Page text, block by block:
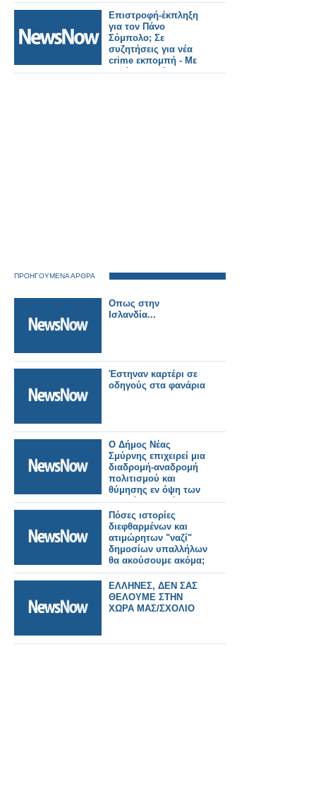
Επιστροφή-έκπληξη
για τον Πάνο
Σόμπολο; Σε
συζητήσεις για νέα
crime εκπομπή - Με
αυτό το κανάλι
ΠΡΟΗΓΟΥΜΕΝΑ ΑΡΘΡΑ
Οπως στην
Ισλανδία...
Έστηναν καρτέρι σε
οδηγούς στα φανάρια
Ο Δήμος Νέας
Σμύρνης επιχειρεί μια
διαδρομή-αναδρομή
πολιτισμού και
θύμησης εν όψη των
90 χρόνων από την
καταστροφή της
Σμύρνης
Πόσες ιστορίες
διεφθαρμένων και
ατιμώρητων "ναζί"
δημοσίων υπαλλήλων
θα ακούσουμε ακόμα;
ΕΛΛΗΝΕΣ, ΔΕΝ ΣΑΣ
ΘΕΛΟΥΜΕ ΣΤΗΝ
ΧΩΡΑ ΜΑΣ/ΣΧΟΛΙΟ